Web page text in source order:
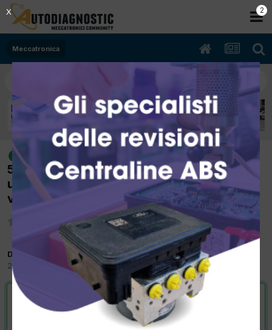
Meccatronica
risolto
[Opel Agila 06/2005 1248cc Z13DT
51Kw Diesel] La vettura arriva in officina con
un problema ai fanali e poi non parte più e la
ventola è sempre in funzione
Da emporio
27 Ottobre 2014 in Meccatronica
VAI ALLA SOLUZIONE
Risolta da emporio,11 Novembre 2014
1
X